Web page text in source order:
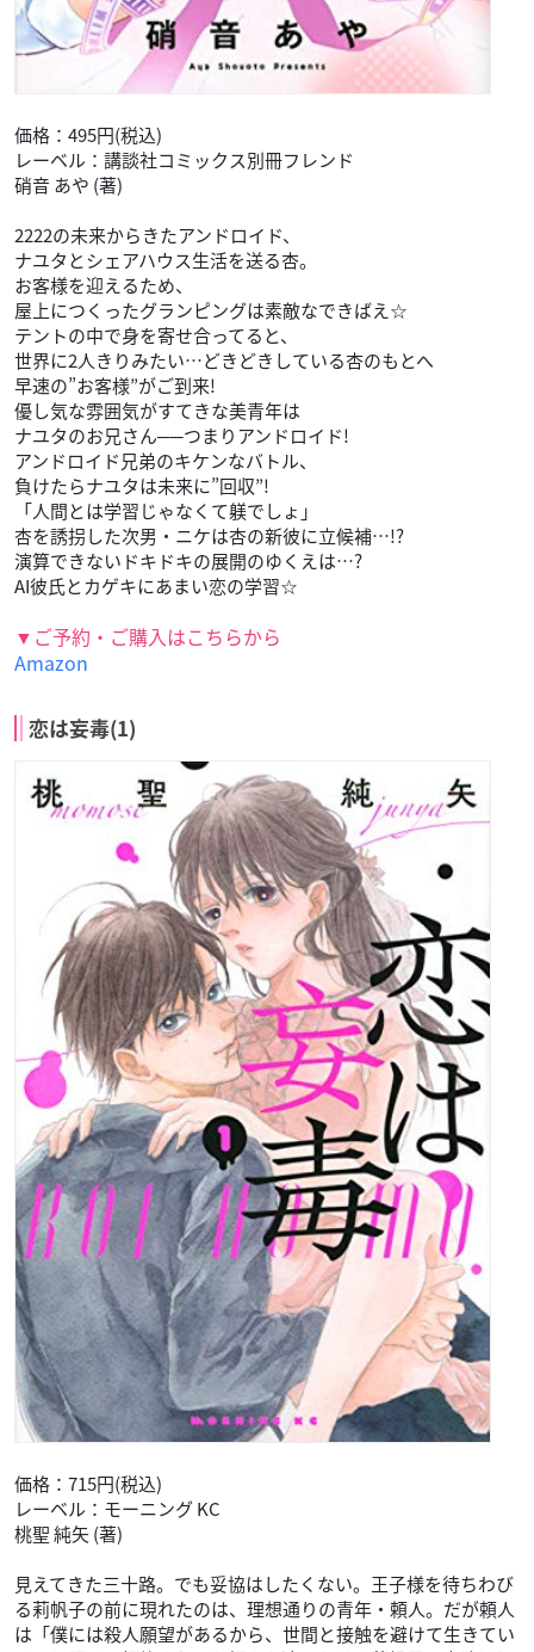
オトメのオモチャ(2)
価格：495円(税込)
レーベル：講談社コミックス別冊フレンド
硝音 あや (著)
2222の未来からきたアンドロイド、
ナユタとシェアハウス生活を送る杏。
お客様を迎えるため、
屋上につくったグランピングは素敵なできばえ☆
テントの中で身を寄せ合ってると、
世界に2人きりみたい…どきどきしている杏のもとへ
早速の”お客様”がご到来!
優し気な雰囲気がすてきな美青年は
ナユタのお兄さん──つまりアンドロイド!
アンドロイド兄弟のキケンなバトル、
負けたらナユタは未来に”回収”!
「人間とは学習じゃなくて躾でしょ」
杏を誘拐した次男・ニケは杏の新彼に立候補…!?
演算できないドキドキの展開のゆくえは…?
AI彼氏とカゲキにあまい恋の学習☆
▼ご予約・ご購入はこちらから
Amazon
恋は妄毒(1)